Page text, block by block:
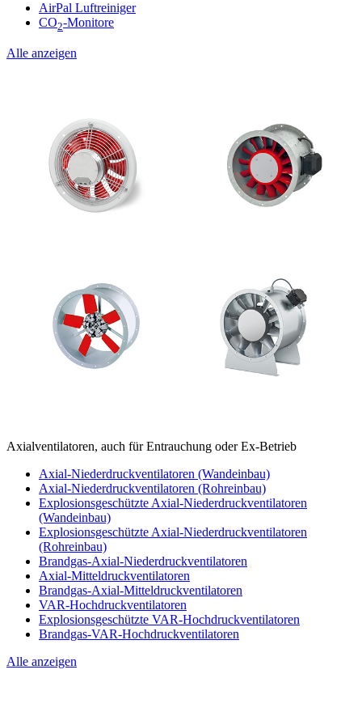
AirPal Luftreiniger
CO2-Monitore
Alle anzeigen
Axialventilatoren, auch für Entrauchung oder Ex-Betrieb
Axial-Niederdruckventilatoren (Wandeinbau)
Axial-Niederdruckventilatoren (Rohreinbau)
Explosionsgeschützte Axial-Niederdruckventilatoren
(Wandeinbau)
Explosionsgeschützte Axial-Niederdruckventilatoren
(Rohreinbau)
Brandgas-Axial-Niederdruckventilatoren
Axial-Mitteldruckventilatoren
Brandgas-Axial-Mitteldruckventilatoren
VAR-Hochdruckventilatoren
Explosionsgeschützte VAR-Hochdruckventilatoren
Brandgas-VAR-Hochdruckventilatoren
Alle anzeigen